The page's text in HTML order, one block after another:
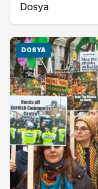
Dosya
DOSYA